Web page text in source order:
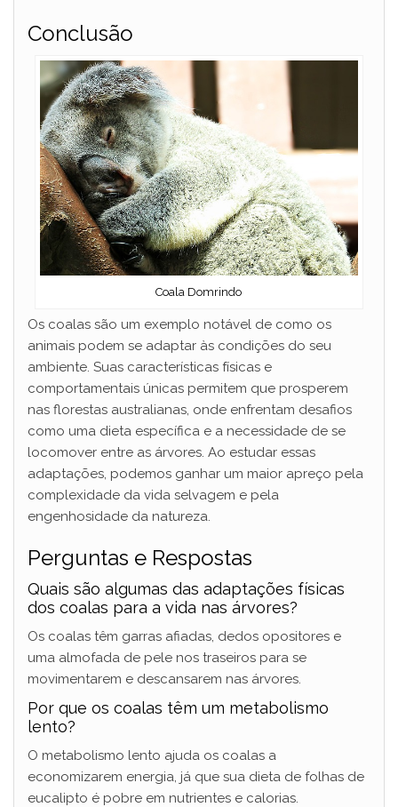
Conclusão
Coala Domrindo
Os coalas são um exemplo notável de como os
animais podem se adaptar às condições do seu
ambiente. Suas características físicas e
comportamentais únicas permitem que prosperem
nas florestas australianas, onde enfrentam desafios
como uma dieta específica e a necessidade de se
locomover entre as árvores. Ao estudar essas
adaptações, podemos ganhar um maior apreço pela
complexidade da vida selvagem e pela
engenhosidade da natureza.
Perguntas e Respostas
Quais são algumas das adaptações físicas
dos coalas para a vida nas árvores?
Os coalas têm garras afiadas, dedos opositores e
uma almofada de pele nos traseiros para se
movimentarem e descansarem nas árvores.
Por que os coalas têm um metabolismo
lento?
O metabolismo lento ajuda os coalas a
economizarem energia, já que sua dieta de folhas de
eucalipto é pobre em nutrientes e calorias.